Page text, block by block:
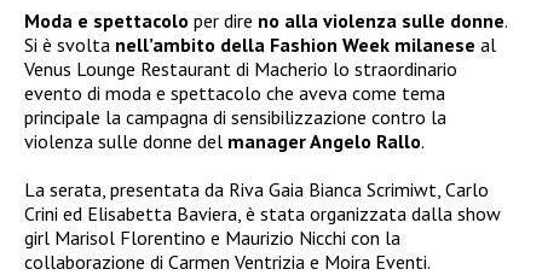
Moda e spettacolo per dire no alla violenza sulle donne.
Si è svolta nell’ambito della Fashion Week milanese al
Venus Lounge Restaurant di Macherio lo straordinario
evento di moda e spettacolo che aveva come tema
principale la campagna di sensibilizzazione contro la
violenza sulle donne del manager Angelo Rallo.
La serata, presentata da Riva Gaia Bianca Scrimiwt, Carlo
Crini ed Elisabetta Baviera, è stata organizzata dalla show
girl Marisol Florentino e Maurizio Nicchi con la
collaborazione di Carmen Ventrizia e Moira Eventi.